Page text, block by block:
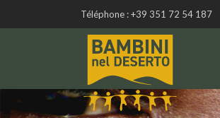
Téléphone :+39 351 72 54 187